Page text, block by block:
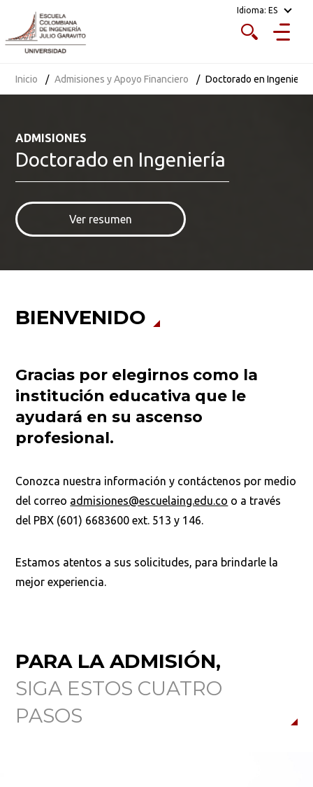
Idioma: ES
Inicio Admisiones y Apoyo Financiero Doctorado en Ingeniería
ADMISIONES
Doctorado en Ingeniería
Ver resumen
BIENVENIDO
Gracias por elegirnos como la
institución educativa que le
ayudará en su ascenso
profesional.
Conozca nuestra información y contáctenos por medio
del correo admisiones@escuelaing.edu.co o a través
del PBX (601) 6683600 ext. 513 y 146.
Estamos atentos a sus solicitudes, para brindarle la
mejor experiencia.
PARA LA ADMISIÓN,
SIGA ESTOS CUATRO
PASOS
Estado de admisión
Abierto
costo fijo
$ 1.231.000 por crédito académico para 2026.
Iniciar proceso de admisión